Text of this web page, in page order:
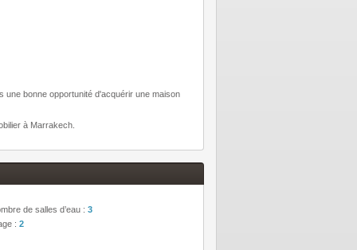
une bonne opportunité d'acquérir une maison
à Marrakech.
de salles d’eau : 3
: 2